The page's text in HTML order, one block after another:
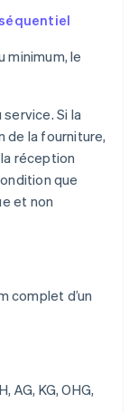
minimum, le
Si la
de la fourniture,
réception
que
et non
complet d’un
AG, KG, OHG,